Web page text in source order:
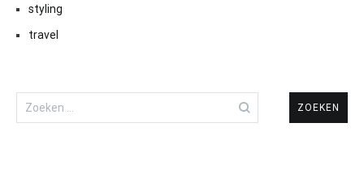
styling
travel
Zoeken
naar: